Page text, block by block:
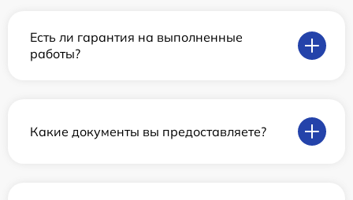
Есть ли гарантия на выполненные
работы?
Какие документы вы предоставляете?